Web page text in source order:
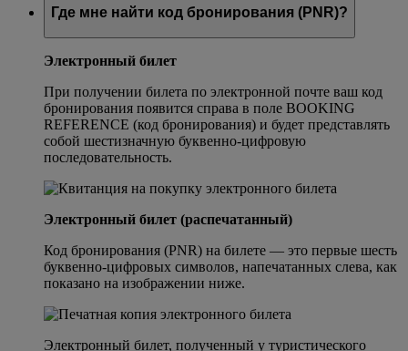
Где мне найти код бронирования (PNR)?
Электронный билет
При получении билета по электронной почте ваш код
бронирования появится справа в поле BOOKING
REFERENCE (код бронирования) и будет представлять
собой шестизначную буквенно-цифровую
последовательность.
Электронный билет (распечатанный)
Код бронирования (PNR) на билете — это первые шесть
буквенно-цифровых символов, напечатанных слева, как
показано на изображении ниже.
Электронный билет, полученный у туристического